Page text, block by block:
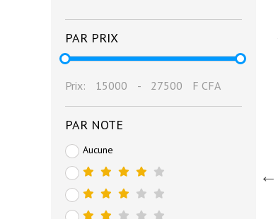
PAR PRIX
Prix: 15000 - 27500 F CFA
PAR NOTE
Aucune
SARL MOSSOSOUK.COM SARL